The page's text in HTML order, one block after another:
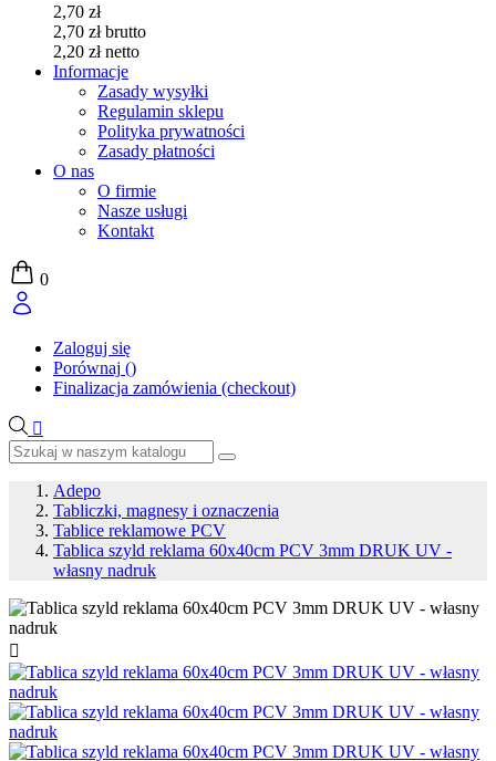
2,70 zł
2,70 zł brutto
2,20 zł netto
Informacje
Zasady wysyłki
Regulamin sklepu
Polityka prywatności
Zasady płatności
O nas
O firmie
Nasze usługi
Kontakt
0
Zaloguj się
Porównaj ()
Finalizacja zamówienia (checkout)

Adepo
Tabliczki, magnesy i oznaczenia
Tablice reklamowe PCV
Tablica szyld reklama 60x40cm PCV 3mm DRUK UV -
własny nadruk
